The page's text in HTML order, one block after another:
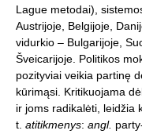
Lague metodai),
Austrijoje, Belgijoje,
vidurkio – Bulgarijoje,
Šveicarijoje. Politikos
pozityviai veikia partinę
kūrimąsi. Kritikuojama
ir joms radikalėti, leidžia
t. atitikmenys: angl.